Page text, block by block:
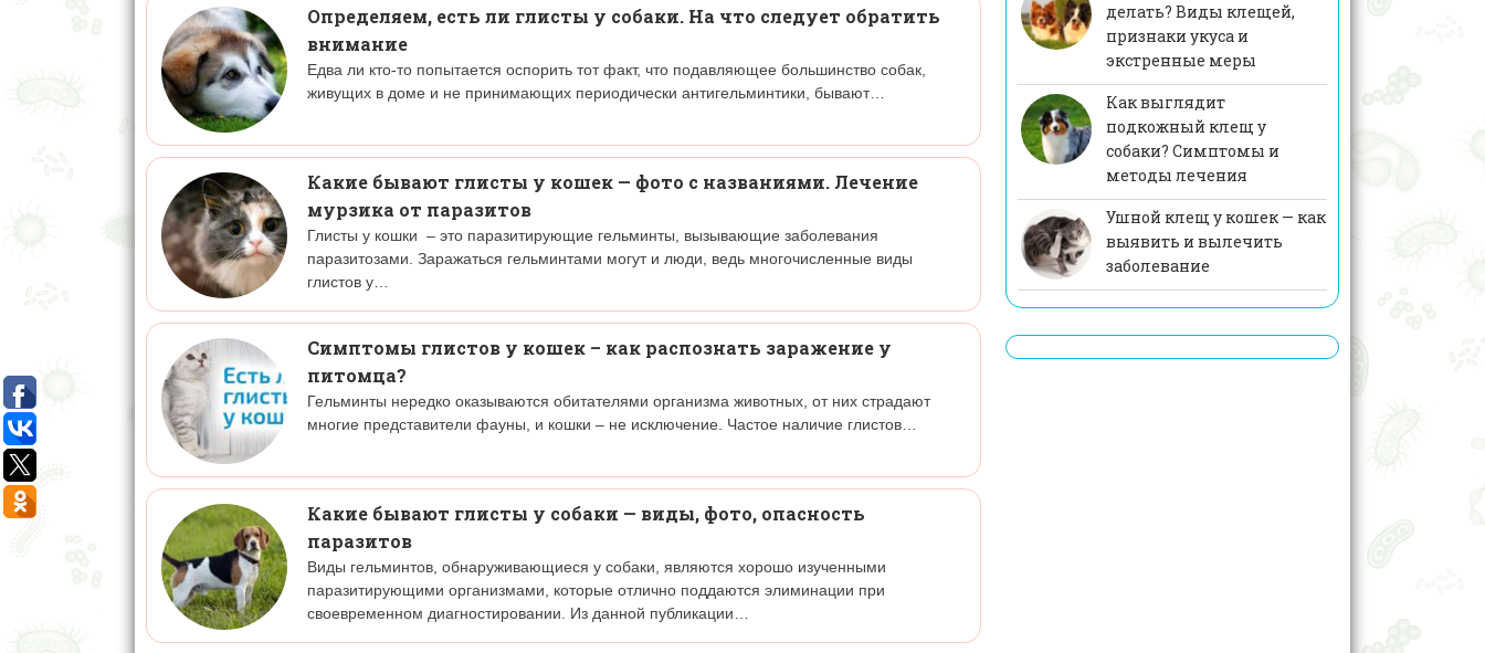
Определяем, есть ли глисты у собаки. На что следует обратить
внимание
Едва ли кто-то попытается оспорить тот факт, что подавляющее большинство собак,
живущих в доме и не принимающих периодически антигельминтики, бывают…
Какие бывают глисты у кошек — фото с названиями. Лечение
мурзика от паразитов
Глисты у кошки – это паразитирующие гельминты, вызывающие заболевания
паразитозами. Заражаться гельминтами могут и люди, ведь многочисленные виды
глистов у…
Симптомы глистов у кошек – как распознать заражение у
питомца?
Гельминты нередко оказываются обитателями организма животных, от них страдают
многие представители фауны, и кошки – не исключение. Частое наличие глистов…
Какие бывают глисты у собаки — виды, фото, опасность
паразитов
Виды гельминтов, обнаруживающиеся у собаки, являются хорошо изученными
паразитирующими организмами, которые отлично поддаются элиминации при
своевременном диагностировании. Из данной публикации…
делать? Виды клещей,
признаки укуса и
экстренные меры
Как выглядит
подкожный клещ у
собаки? Симптомы и
методы лечения
Ушной клещ у кошек — как
выявить и вылечить
заболевание